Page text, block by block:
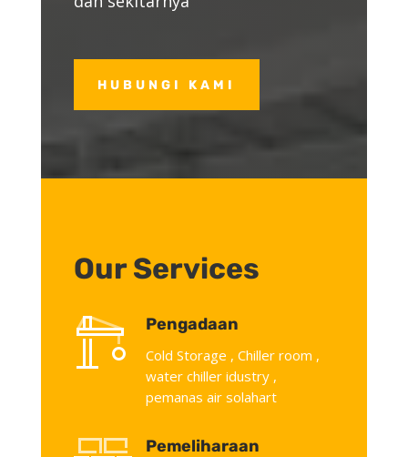
HUBUNGI KAMI
Our Services
Pengadaan
Cold Storage , Chiller room ,
water chiller idustry ,
pemanas air solahart
Pemeliharaan